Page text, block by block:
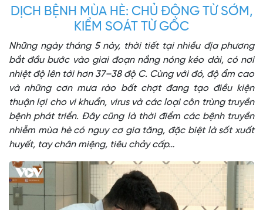
DỊCH BỆNH MÙA HÈ: CHỦ ĐỘNG TỪ SỚM,
KIỂM SOÁT TỪ GỐC
Những ngày tháng 5 này, thời tiết tại nhiều địa phương
bắt đầu bước vào giai đoạn nắng nóng kéo dài, có nơi
nhiệt độ lên tới hơn 37–38 độ C. Cùng với đó, độ ẩm cao
và những cơn mưa rào bất chợt đang tạo điều kiện
thuận lợi cho vi khuẩn, virus và các loại côn trùng truyền
bệnh phát triển. Đây cũng là thời điểm các bệnh truyền
nhiễm mùa hè có nguy cơ gia tăng, đặc biệt là sốt xuất
huyết, tay chân miệng, tiêu chảy cấp…